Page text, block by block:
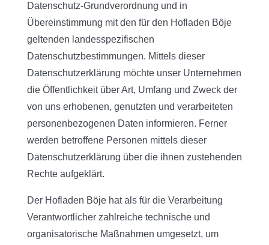
Datenschutz-Grundverordnung und in
Übereinstimmung mit den für den Hofladen Böje
geltenden landesspezifischen
Datenschutzbestimmungen. Mittels dieser
Datenschutzerklärung möchte unser Unternehmen
die Öffentlichkeit über Art, Umfang und Zweck der
von uns erhobenen, genutzten und verarbeiteten
personenbezogenen Daten informieren. Ferner
werden betroffene Personen mittels dieser
Datenschutzerklärung über die ihnen zustehenden
Rechte aufgeklärt.
Der Hofladen Böje hat als für die Verarbeitung
Verantwortlicher zahlreiche technische und
organisatorische Maßnahmen umgesetzt, um